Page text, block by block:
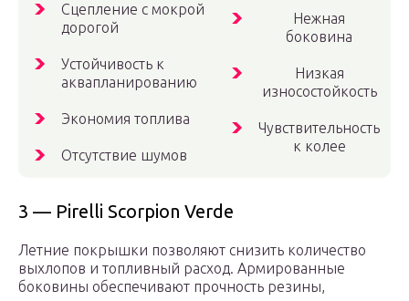
Сцепление с мокрой
дорогой
Устойчивость к
аквапланированию
Экономия топлива
Отсутствие шумов
Нежная
боковина
Низкая
износостойкость
Чувствительность
к колее
3 — Pirelli Scorpion Verde
Летние покрышки позволяют снизить количество
выхлопов и топливный расход. Армированные
боковины обеспечивают прочность резины,